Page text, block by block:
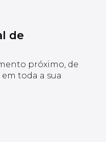
de
próximo, de
toda a sua